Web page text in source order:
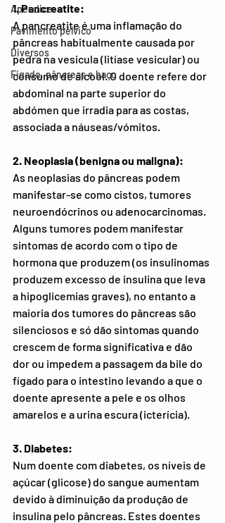
Apêndice
Pavimento pélvico
Diversos
Figado, pâncreas e baço
1. Pancreatite:
A pancreatite é uma inflamação do
pâncreas habitualmente causada por
pedra na vesicula (litíase vesicular) ou
consumo de álcool. O doente refere dor
abdominal na parte superior do
abdómen que irradia para as costas,
associada a náuseas/vómitos.
2. Neoplasia (benigna ou maligna):
As neoplasias do pâncreas podem
manifestar-se como cistos, tumores
neuroendócrinos ou adenocarcinomas.
Alguns tumores podem manifestar
sintomas de acordo com o tipo de
hormona que produzem (os insulinomas
produzem excesso de insulina que leva
a hipoglicemias graves), no entanto a
maioria dos tumores do pâncreas são
silenciosos e só dão sintomas quando
crescem de forma significativa e dão
dor ou impedem a passagem da bile do
fígado para o intestino levando a que o
doente apresente a pele e os olhos
amarelos e a urina escura (icterícia).
3. Diabetes:
Num doente com diabetes, os níveis de
açúcar (glicose) do sangue aumentam
devido à diminuição da produção de
insulina pelo pâncreas. Estes doentes